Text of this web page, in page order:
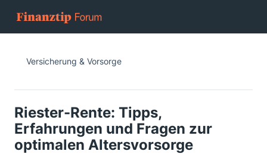
Versicherung & Vorsorge
Riester-Rente: Tipps,
Erfahrungen und Fragen zur
optimalen Altersvorsorge